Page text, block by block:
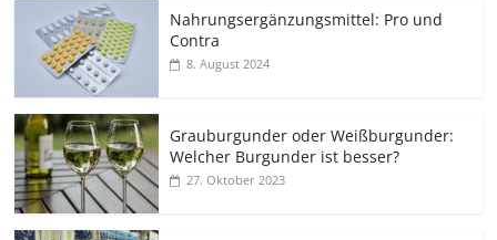
Nahrungsergänzungsmittel: Pro und
Contra
8. August 2024
Grauburgunder oder Weißburgunder:
Welcher Burgunder ist besser?
27. Oktober 2023